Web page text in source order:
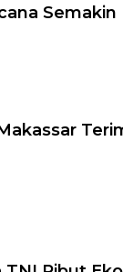
Semakin